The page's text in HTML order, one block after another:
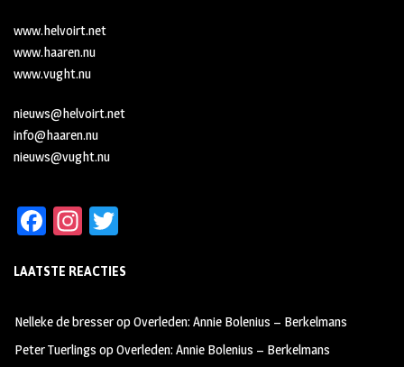
www.helvoirt.net
www.haaren.nu
www.vught.nu
nieuws@helvoirt.net
info@haaren.nu
nieuws@vught.nu
Fa
b
oo
k
In
ag
m
tt
LAATSTE REACTIES
Nelleke de bresseropOverleden: Annie Bolenius – Berkelmans
Peter Tuerlings opOverleden: Annie Bolenius – Berkelmans